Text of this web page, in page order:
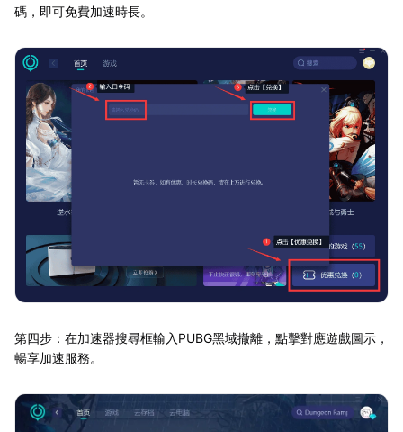
碼，即可免費加速時長。
第四步：在加速器搜尋框輸入PUBG黑域撤離，點擊對應遊戲圖示，
暢享加速服務。